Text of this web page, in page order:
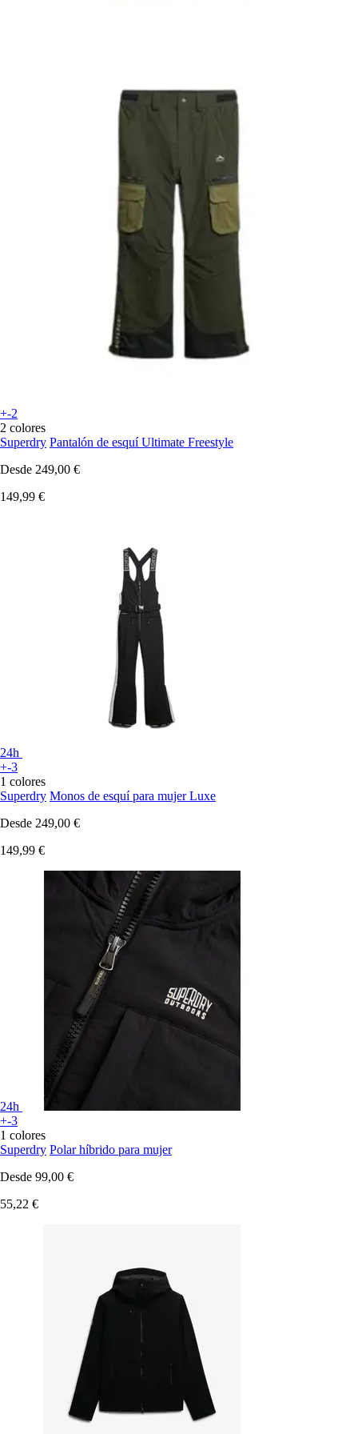
+-2
2 colores
Superdry Pantalón de esquí Ultimate Freestyle
Desde 249,00 €
149,99 €
24h
+-3
1 colores
Superdry Monos de esquí para mujer Luxe
Desde 249,00 €
149,99 €
24h
+-3
1 colores
Superdry Polar híbrido para mujer
Desde 99,00 €
55,22 €